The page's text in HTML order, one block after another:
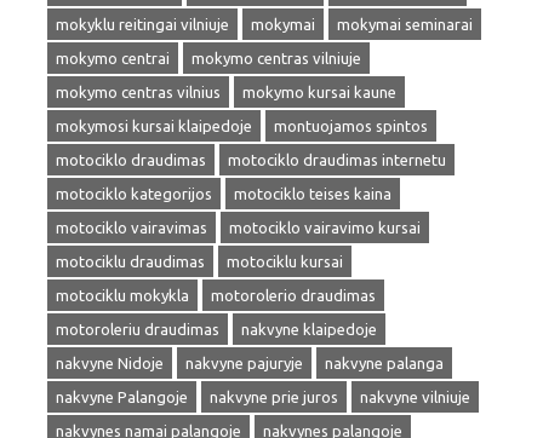
mokyklu reitingai vilniuje
mokymai
mokymai seminarai
mokymo centrai
mokymo centras vilniuje
mokymo centras vilnius
mokymo kursai kaune
mokymosi kursai klaipedoje
montuojamos spintos
motociklo draudimas
motociklo draudimas internetu
motociklo kategorijos
motociklo teises kaina
motociklo vairavimas
motociklo vairavimo kursai
motociklu draudimas
motociklu kursai
motociklu mokykla
motorolerio draudimas
motoroleriu draudimas
nakvyne klaipedoje
nakvyne Nidoje
nakvyne pajuryje
nakvyne palanga
nakvyne Palangoje
nakvyne prie juros
nakvyne vilniuje
nakvynes namai palangoje
nakvynes palangoje